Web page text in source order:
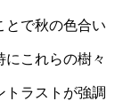
とで秋の色合い
これらの樹々
トラストが強調